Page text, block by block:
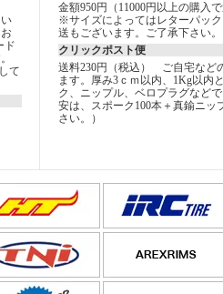
ド
て
金額950円（11000円以上の購入で
※サイズによってはレターパッ
送もございます。ご了承下さい。
クリックポスト便
送料230円（税込） ご自宅など
ます。厚み3ｃｍ以内、1Kg以内
ク、ニップル、ベロプラグなど
安は、スポーク100本＋真鍮ニッ
さい。）